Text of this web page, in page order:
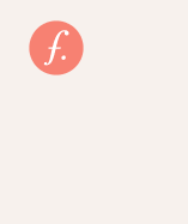
Inhalt
springen